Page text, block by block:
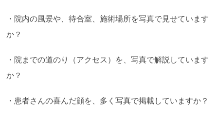
・院内の風景や、待合室、施術場所を写真で見せています
か？
・院までの道のり（アクセス）を、写真で解説しています
か？
・患者さんの喜んだ顔を、多く写真で掲載していますか？